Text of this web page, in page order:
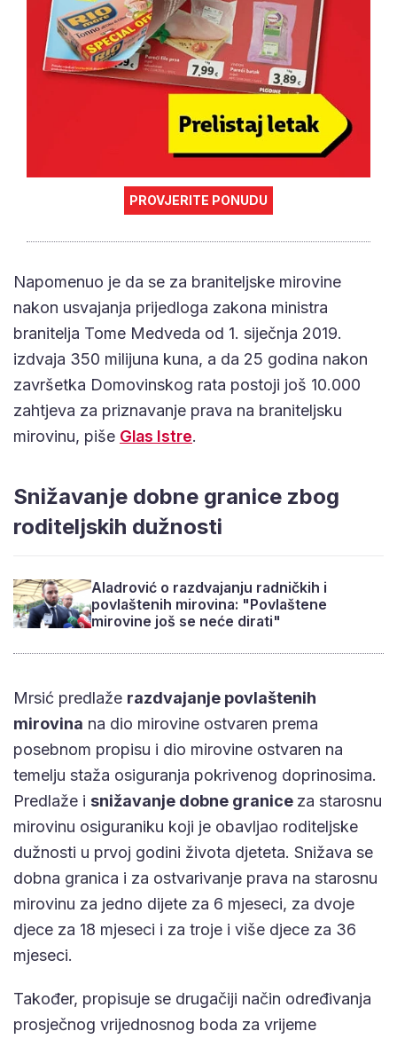
PROVJERITE PONUDU
Napomenuo je da se za braniteljske mirovine
nakon usvajanja prijedloga zakona ministra
branitelja Tome Medveda od 1. siječnja 2019.
izdvaja 350 milijuna kuna, a da 25 godina nakon
završetka Domovinskog rata postoji još 10.000
zahtjeva za priznavanje prava na braniteljsku
mirovinu, piše Glas Istre.
Snižavanje dobne granice zbog
roditeljskih dužnosti
Aladrović o razdvajanju radničkih i
povlaštenih mirovina: "Povlaštene
mirovine još se neće dirati"
Mrsić predlaže razdvajanje povlaštenih
mirovina na dio mirovine ostvaren prema
posebnom propisu i dio mirovine ostvaren na
temelju staža osiguranja pokrivenog doprinosima.
Predlaže i snižavanje dobne granice za starosnu
mirovinu osiguraniku koji je obavljao roditeljske
dužnosti u prvoj godini života djeteta. Snižava se
dobna granica i za ostvarivanje prava na starosnu
mirovinu za jedno dijete za 6 mjeseci, za dvoje
djece za 18 mjeseci i za troje i više djece za 36
mjeseci.
Također, propisuje se drugačiji način određivanja
prosječnog vrijednosnog boda za vrijeme